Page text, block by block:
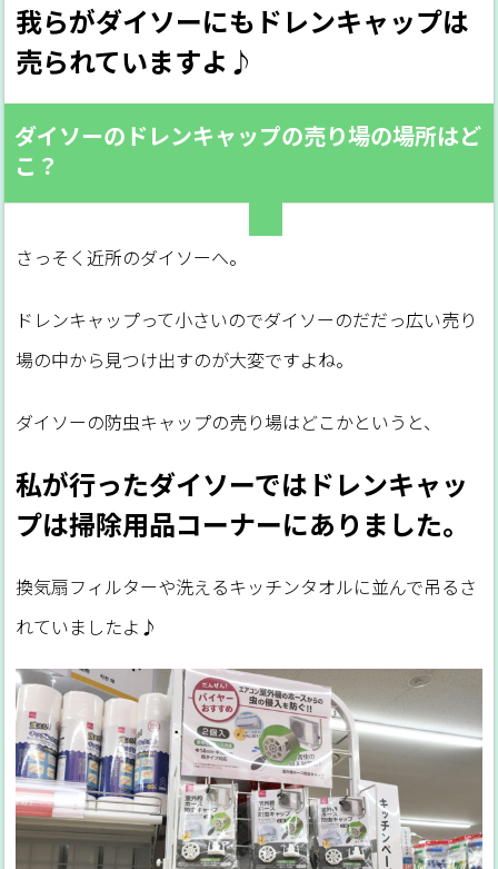
我らがダイソーにもドレンキャップは
売られていますよ♪
ダイソーのドレンキャップの売り場の場所はど
こ？
さっそく近所のダイソーへ。
ドレンキャップって小さいのでダイソーのだだっ広い売り
場の中から見つけ出すのが大変ですよね。
ダイソーの防虫キャップの売り場はどこかというと、
私が行ったダイソーではドレンキャッ
プは掃除用品コーナーにありました。
換気扇フィルターや洗えるキッチンタオルに並んで吊るさ
れていましたよ♪